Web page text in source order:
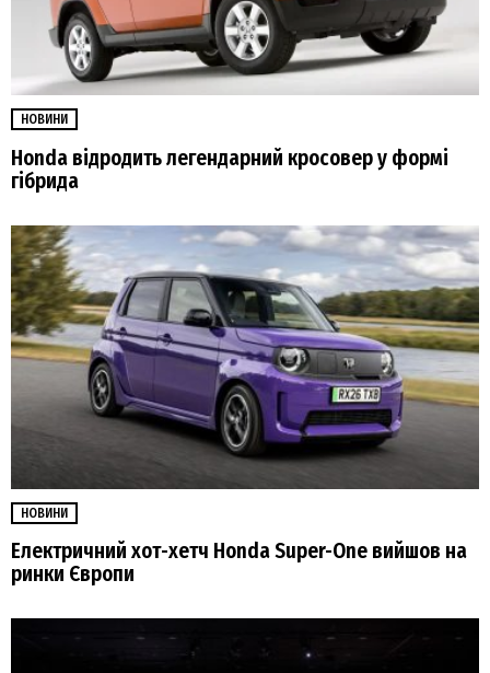
НОВИНИ
Honda відродить легендарний кросовер у формі
гібрида
НОВИНИ
Електричний хот-хетч Honda Super-One вийшов на
ринки Європи